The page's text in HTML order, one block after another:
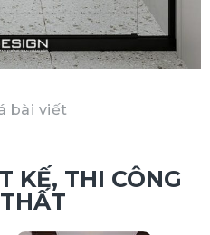
bài viết
KẾ, THI CÔNG